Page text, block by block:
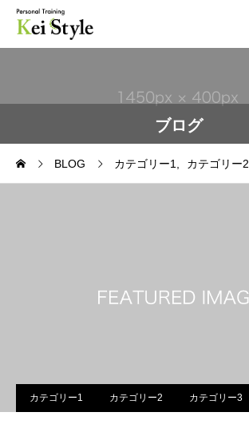
ブログ
BLOG カテゴリー1 カテゴリー2
カテゴリー1 カテゴリー2 カテゴリー3